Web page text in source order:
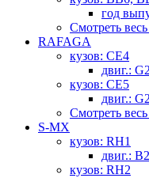
год
Смотреть
RAFAGA
кузов: CE4
двиг.:
кузов: CE5
двиг.:
Смотреть
S-MX
кузов: RH1
двиг.:
кузов: RH2